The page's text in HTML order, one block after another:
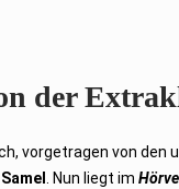
der
vorgetragen von
. Nun liegt im